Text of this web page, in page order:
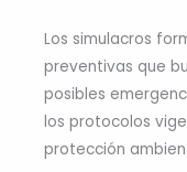
Los simulacros
preventivas que
posibles
los protocolos
protección